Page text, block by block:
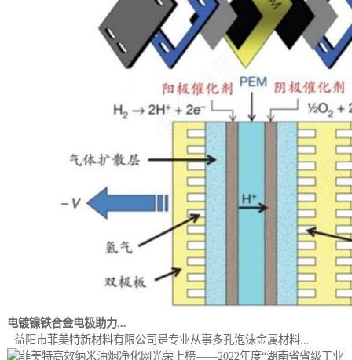
电镀镍铁合金电极助力...
益阳市菲美特新材料有限公司是专业从事多孔泡沫金属材料...